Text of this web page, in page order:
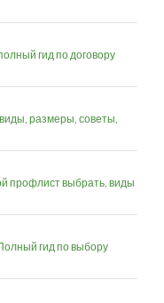
гид по договору
размеры, советы,
профлист выбрать, виды
гид по выбору